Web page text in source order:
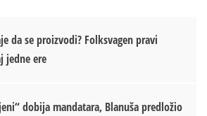
da se proizvodi? Folksvagen pravi
jedne ere
dobija mandatara, Blanuša predložio